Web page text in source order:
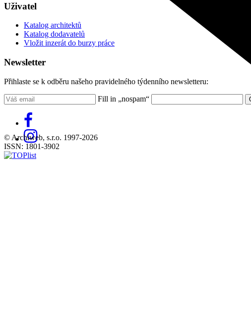
Uživatel
Katalog architektů
Katalog dodavatelů
Vložit inzerát do burzy práce
Newsletter
Přihlaste se k odběru našeho pravidelného týdenního newsletteru:
Fill in „nospam“
© Archiweb, s.r.o. 1997-2026
ISSN: 1801-3902